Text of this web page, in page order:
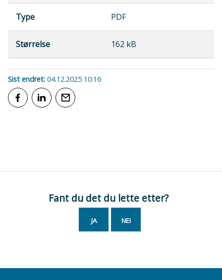
PDF
162 kB
Sist endret 04.12.2025 10:16
Fant du det du lette etter?
JA NEI